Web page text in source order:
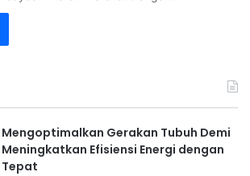
Mengoptimalkan Gerakan Tubuh Demi
Meningkatkan Efisiensi Energi dengan
Tepat